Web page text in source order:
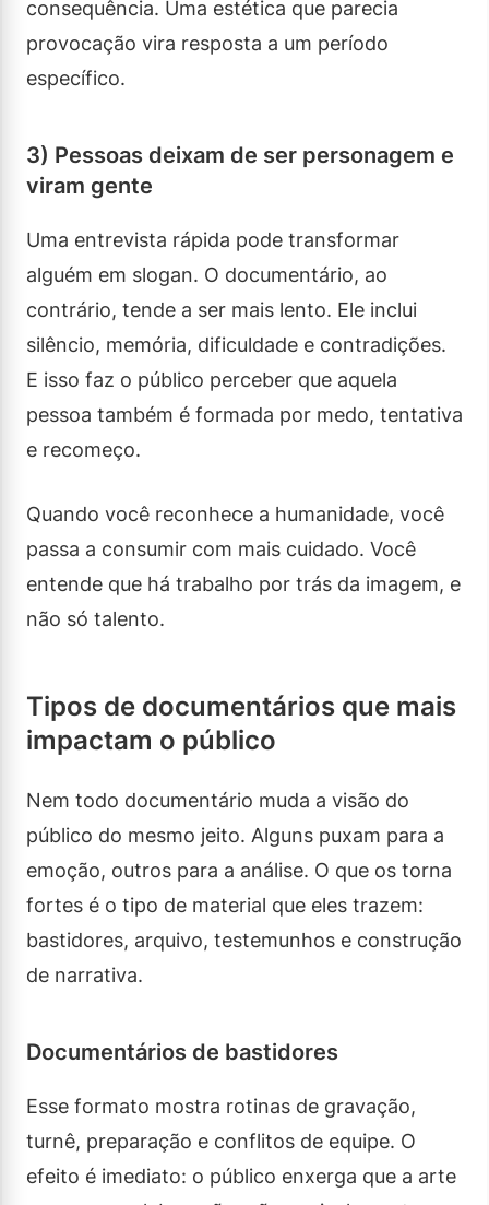
consequência. Uma estética que parecia
provocação vira resposta a um período
específico.
3) Pessoas deixam de ser personagem e
viram gente
Uma entrevista rápida pode transformar
alguém em slogan. O documentário, ao
contrário, tende a ser mais lento. Ele inclui
silêncio, memória, dificuldade e contradições.
E isso faz o público perceber que aquela
pessoa também é formada por medo, tentativa
e recomeço.
Quando você reconhece a humanidade, você
passa a consumir com mais cuidado. Você
entende que há trabalho por trás da imagem, e
não só talento.
Tipos de documentários que mais
impactam o público
Nem todo documentário muda a visão do
público do mesmo jeito. Alguns puxam para a
emoção, outros para a análise. O que os torna
fortes é o tipo de material que eles trazem:
bastidores, arquivo, testemunhos e construção
de narrativa.
Documentários de bastidores
Esse formato mostra rotinas de gravação,
turnê, preparação e conflitos de equipe. O
efeito é imediato: o público enxerga que a arte